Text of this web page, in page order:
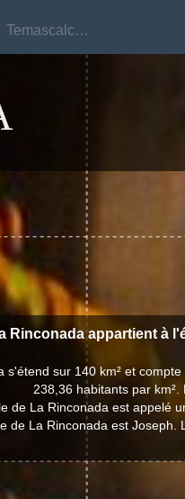
Temascalcingo
Rinconada appartient à
s'étend sur 140 km² et
238,36 habitants par
de La Rinconada est appelé
de La Rinconada est Joseph.
Temascalcingo